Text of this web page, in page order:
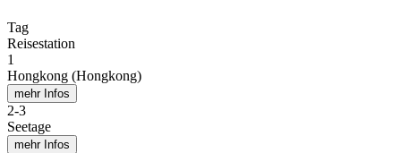
Tag
Reisestation
1
Hongkong (Hongkong)
mehr Infos
2-3
Seetage
mehr Infos